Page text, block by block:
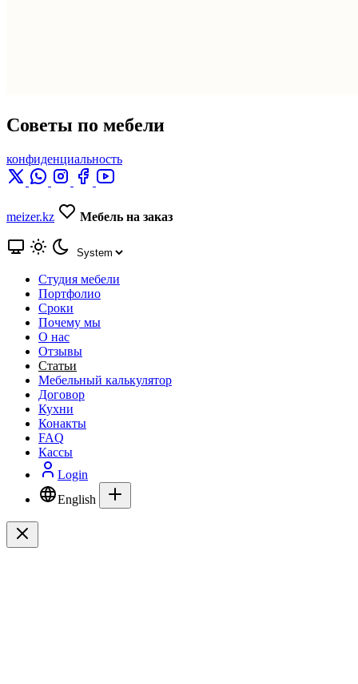
Советы по мебели
конфиденциальность
meizer.kz Мебель на заказ
Студия мебели
Портфолио
Сроки
Почему мы
О нас
Отзывы
Статьи
Мебельный калькулятор
Договор
Кухни
Конакты
FAQ
Кассы
Login
English